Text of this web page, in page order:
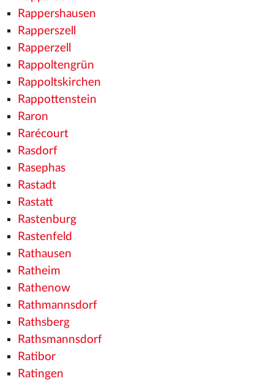
Rappershausen
Rapperszell
Rapperzell
Rappoltengrün
Rappoltskirchen
Rappottenstein
Raron
Rarécourt
Rasdorf
Rasephas
Rastadt
Rastatt
Rastenburg
Rastenfeld
Rathausen
Ratheim
Rathenow
Rathmannsdorf
Rathsberg
Rathsmannsdorf
Ratibor
Ratingen